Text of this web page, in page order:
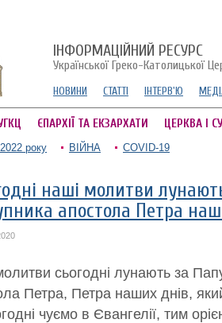
ІНФОРМАЦІЙНИЙ РЕСУРС
Української Греко-Католицької
НОВИНИ СТАТТІ ІНТЕРВ'Ю
ЄПАРХІЇ ТА ЕКЗАРХАТИ ЦЕРКВА І
року ВІЙНА COVID-19
наші молитви
апостола Петра
сьогодні лунають за
Петра, Петра наших днів,
чуємо в Євангелії, тим